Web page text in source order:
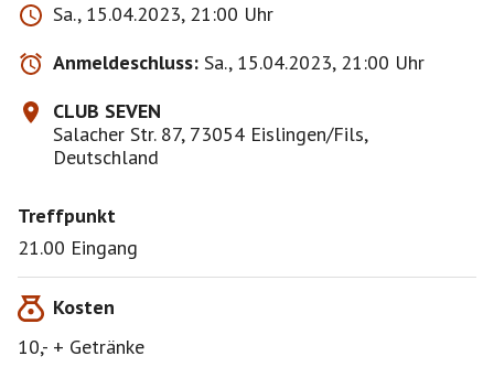
Sa., 15.04.2023, 21:00 Uhr
Anmeldeschluss: Sa., 15.04.2023, 21:00 Uhr
CLUB SEVEN
Salacher Str. 87, 73054 Eislingen/Fils,
Deutschland
Treffpunkt
21.00 Eingang
Kosten
10,- + Getränke